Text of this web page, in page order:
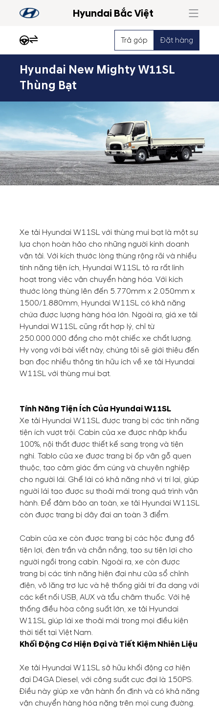
Hyundai Bắc Việt
Trả góp Đặt hàng
Hyundai New Mighty W11SL
Thùng Bạt
Xe tải Hyundai W11SL với thùng mui bạt là một sự
lựa chọn hoàn hảo cho những người kinh doanh
vận tải. Với kích thước lòng thùng rộng rãi và nhiều
tính năng tiện ích, Hyundai W11SL tỏ ra rất linh
hoạt trong việc vận chuyển hàng hóa. Với kích
thước lòng thùng lên đến 5.770mm x 2.050mm x
1500/1.880mm, Hyundai W11SL có khả năng
chứa được lượng hàng hóa lớn. Ngoài ra, giá xe tải
Hyundai W11SL cũng rất hợp lý, chỉ từ
250.000.000 đồng cho một chiếc xe chất lượng.
Hy vọng với bài viết này, chúng tôi sẽ giới thiệu đến
bạn đọc nhiều thông tin hữu ích về xe tải Hyundai
W11SL với thùng mui bạt.
Tính Năng Tiện Ích Của Hyundai W11SL
Xe tải Hyundai W11SL được trang bị các tính năng
tiện ích vượt trội. Cabin của xe được nhập khẩu
100%, nội thất được thiết kế sang trọng và tiện
nghi. Tablo của xe được trang bị ốp vân gỗ quen
thuộc, tạo cảm giác ấm cúng và chuyên nghiệp
cho người lái. Ghế lái có khả năng nhớ vị trí lại, giúp
người lái tạo được sự thoải mái trong quá trình vận
hành. Để đảm bảo an toàn, xe tải Hyundai W11SL
còn được trang bị dây đai an toàn 3 điểm.
Cabin của xe còn được trang bị các hộc đựng đồ
tiện lợi, đèn trần và chắn nắng, tạo sự tiện lợi cho
người ngồi trong cabin. Ngoài ra, xe còn được
trang bị các tính năng hiện đại như cửa sổ chỉnh
điện, vô lăng trợ lực và hệ thống giải trí đa dạng với
các kết nối USB, AUX và tẩu châm thuốc. Với hệ
thống điều hòa công suất lớn, xe tải Hyundai
W11SL giúp lái xe thoải mái trong mọi điều kiện
thời tiết tại Việt Nam.
Khối Động Cơ Hiện Đại và Tiết Kiệm Nhiên Liệu
Xe tải Hyundai W11SL sở hữu khối động cơ hiện
đại D4GA Diesel, với công suất cực đại là 150PS.
Điều này giúp xe vận hành ổn định và có khả năng
vận chuyển hàng hóa nặng trên mọi cung đường.